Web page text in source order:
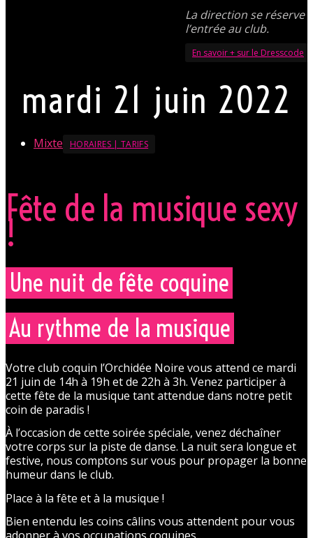
La direction se réserve
l’entrée au club.
En savoir + sur le Dresscode
mardi 21 juin 2022
Mixte HORAIRES | TARIFS
Fête de la musique sexy
!
Une nuit de fête coquine
Au rythme de la musique
Votre club coquin l’Orchidée Noire vous attend ce mardi
21 juin de 14h à 19h et de 22h à 3h. Venez participer à
cette fête de la musique tant attendue dans notre petit
coin de paradis !
À l’occasion de cette soirée spéciale, venez déchaîner
votre corps sur la piste de danse. La nuit sera longue et
festive, nous comptons sur vous pour propager la bonne
humeur dans le club.
Place à la fête et à la musique !
Bien entendu les coins câlins vous attendent pour vous